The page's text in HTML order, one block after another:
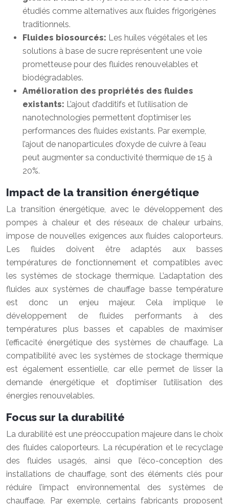
étudiés comme alternatives aux fluides frigorigènes
traditionnels.
Fluides biosourcés: Les huiles végétales et les
solutions à base de sucre représentent une voie
prometteuse pour des fluides renouvelables et
biodégradables.
Amélioration des propriétés des fluides
existants: L’ajout d’additifs et l’utilisation de
nanotechnologies permettent d’optimiser les
performances des fluides existants. Par exemple,
l’ajout de nanoparticules d’oxyde de cuivre à l’eau
peut augmenter sa conductivité thermique de 15 à
20%.
Impact de la transition énergétique
La transition énergétique, avec le développement des
pompes à chaleur et des réseaux de chaleur urbains,
impose de nouvelles exigences aux fluides caloporteurs.
Les fluides doivent être adaptés aux basses
températures de fonctionnement et compatibles avec
les systèmes de stockage thermique. L’adaptation des
fluides aux systèmes de chauffage basse température
est donc un enjeu majeur. Cela implique le
développement de fluides performants à des
températures plus basses et capables de maximiser
l’efficacité énergétique des systèmes de chauffage. La
compatibilité avec les systèmes de stockage thermique
est également essentielle, car elle permet de lisser la
demande énergétique et d’optimiser l’utilisation des
énergies renouvelables.
Focus sur la durabilité
La durabilité est une préoccupation majeure dans le choix
des fluides caloporteurs. La récupération et le recyclage
des fluides usagés, ainsi que l’éco-conception des
installations de chauffage, sont des éléments clés pour
réduire l’impact environnemental des systèmes de
chauffage. Par exemple, certains fabricants proposent